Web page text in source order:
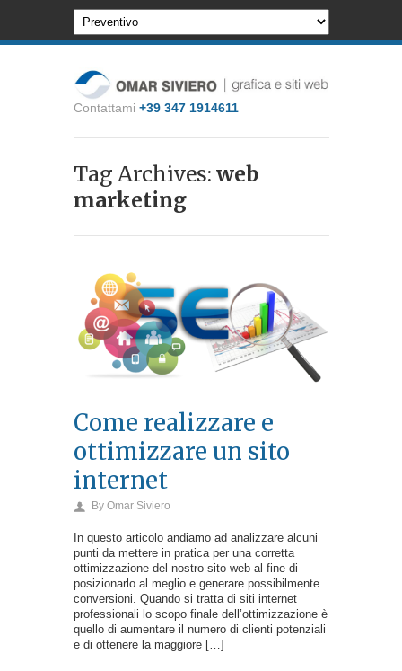
Contattami +39 347 1914611
Tag Archives: web
marketing
Come realizzare e
ottimizzare un sito
internet
By Omar Siviero
In questo articolo andiamo ad analizzare alcuni
punti da mettere in pratica per una corretta
ottimizzazione del nostro sito web al fine di
posizionarlo al meglio e generare possibilmente
conversioni. Quando si tratta di siti internet
professionali lo scopo finale dell’ottimizzazione è
quello di aumentare il numero di clienti potenziali
e di ottenere la maggiore […]